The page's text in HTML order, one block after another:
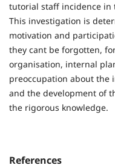
tutorial staff incidence in
This investigation is
motivation and
they cant be forgotten,
organisation, internal
preoccupation about the
and the development of
the rigorous knowledge.
References